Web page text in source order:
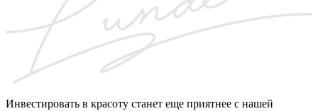
Инвестировать в красоту станет еще приятнее с нашей